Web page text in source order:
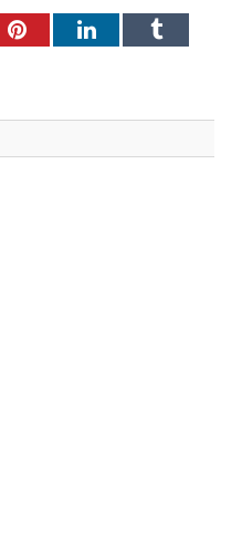
PinterestLinkedInTumblr